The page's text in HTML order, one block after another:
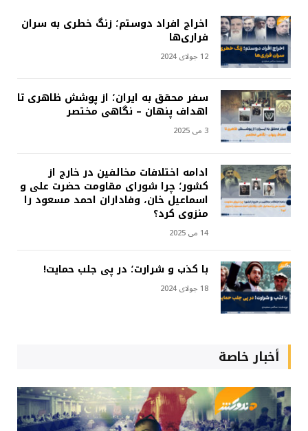
اخراج افراد دوستم؛ زنگ خطری به سران
فراری‌ها
12 جولای 2024
سفر محقق به ایران؛ از پوشش ظاهری تا
اهداف پنهان – نگاهی مختصر
3 می 2025
ادامه اختلافات مخالفین در خارج از
کشور؛ چرا شورای مقاومت حضرت علی و
اسماعیل خان، وفاداران احمد مسعود را
منزوی کرد؟
14 می 2025
با کذب و شرارت؛ در پی جلب حمایت!
18 جولای 2024
أخبار خاصة